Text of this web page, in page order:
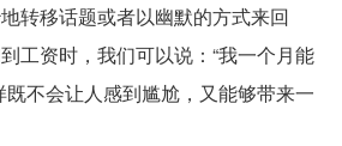
转移话题或者以幽默的方式来回
工资时，我们可以说：“我一个月能
既不会让人感到尴尬，又能够带来一